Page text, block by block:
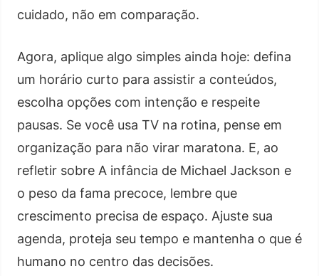
cuidado, não em comparação.
Agora, aplique algo simples ainda hoje: defina
um horário curto para assistir a conteúdos,
escolha opções com intenção e respeite
pausas. Se você usa TV na rotina, pense em
organização para não virar maratona. E, ao
refletir sobre A infância de Michael Jackson e
o peso da fama precoce, lembre que
crescimento precisa de espaço. Ajuste sua
agenda, proteja seu tempo e mantenha o que é
humano no centro das decisões.